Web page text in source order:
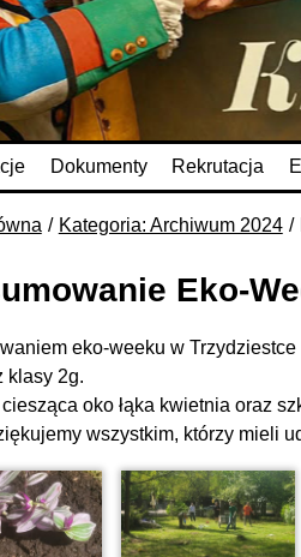
Dokumenty Rekrutacja
Kategoria: Archiwum 2024
Eko-
eko-weeku w
klasy 2g.
ciesząca oko łąka kwietnia oraz
wszystkim, którzy mieli